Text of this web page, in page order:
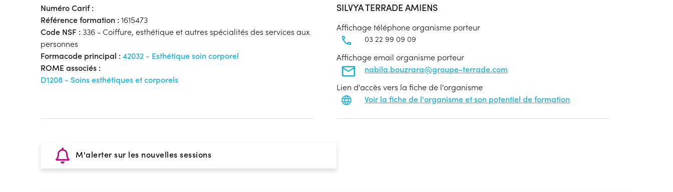
Numéro Carif :
Référence formation : 1615473
Code NSF : 336 - Coiffure, esthétique et autres spécialités des services aux
personnes
Formacode principal : 42032 - Esthétique soin corporel
ROME associés :
D1208 - Soins esthétiques et corporels
SILVYA TERRADE AMIENS
Affichage téléphone organisme porteur
03 22 99 09 09
Affichage email organisme porteur
nabila.bouzrara@groupe-terrade.com
Lien d'accès vers la fiche de l'organisme
Voir la fiche de l'organisme et son potentiel de formation
M'alerter sur les nouvelles sessions